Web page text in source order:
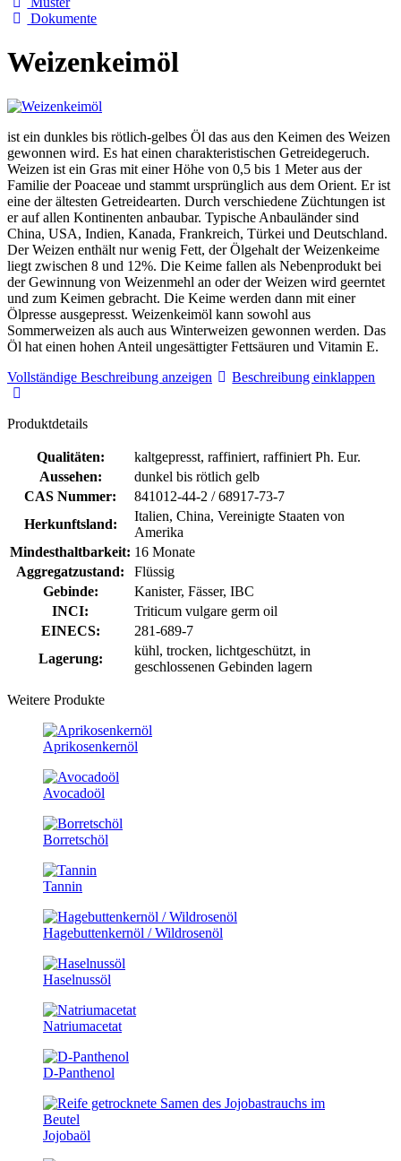
Dokumente
Weizenkeimöl
ist ein dunkles bis rötlich-gelbes Öl das aus den Keimen des Weizen
gewonnen wird. Es hat einen charakteristischen Getreidegeruch.
Weizen ist ein Gras mit einer Höhe von 0,5 bis 1 Meter aus der
Familie der Poaceae und stammt ursprünglich aus dem Orient. Er ist
eine der ältesten Getreidearten. Durch verschiedene Züchtungen ist
er auf allen Kontinenten anbaubar. Typische Anbauländer sind
China, USA, Indien, Kanada, Frankreich, Türkei und Deutschland.
Der Weizen enthält nur wenig Fett, der Ölgehalt der Weizenkeime
liegt zwischen 8 und 12%. Die Keime fallen als Nebenprodukt bei
der Gewinnung von Weizenmehl an oder der Weizen wird geerntet
und zum Keimen gebracht. Die Keime werden dann mit einer
Ölpresse ausgepresst. Weizenkeimöl kann sowohl aus
Sommerweizen als auch aus Winterweizen gewonnen werden. Das
Öl hat einen hohen Anteil ungesättigter Fettsäuren und Vitamin E.
Vollständige Beschreibung anzeigen
Beschreibung einklappen
Produktdetails
Qualitäten:
kaltgepresst, raffiniert, raffiniert Ph. Eur.
Aussehen:
dunkel bis rötlich gelb
CAS Nummer:
841012-44-2 / 68917-73-7
Herkunftsland:
Italien, China, Vereinigte Staaten von
Amerika
Mindesthaltbarkeit: 16 Monate
Aggregatzustand:
Flüssig
Gebinde:
Kanister, Fässer, IBC
INCI:
Triticum vulgare germ oil
EINECS:
281-689-7
Lagerung:
kühl, trocken, lichtgeschützt, in
geschlossenen Gebinden lagern
Weitere Produkte
Aprikosenkernöl
Avocadoöl
Borretschöl
Tannin
Hagebuttenkernöl / Wildrosenöl
Haselnussöl
Natriumacetat
D-Panthenol
Jojobaöl